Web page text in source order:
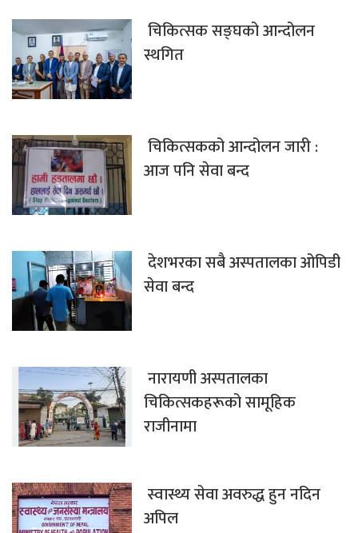
चिकित्सक सङ्घको आन्दोलन
स्थगित
चिकित्सकको आन्दोलन जारी :
आज पनि सेवा बन्द
देशभरका सबै अस्पतालका ओपिडी
सेवा बन्द
नारायणी अस्पतालका
चिकित्सकहरूको सामूहिक
राजीनामा
स्वास्थ्य सेवा अवरुद्ध हुन नदिन
अपिल